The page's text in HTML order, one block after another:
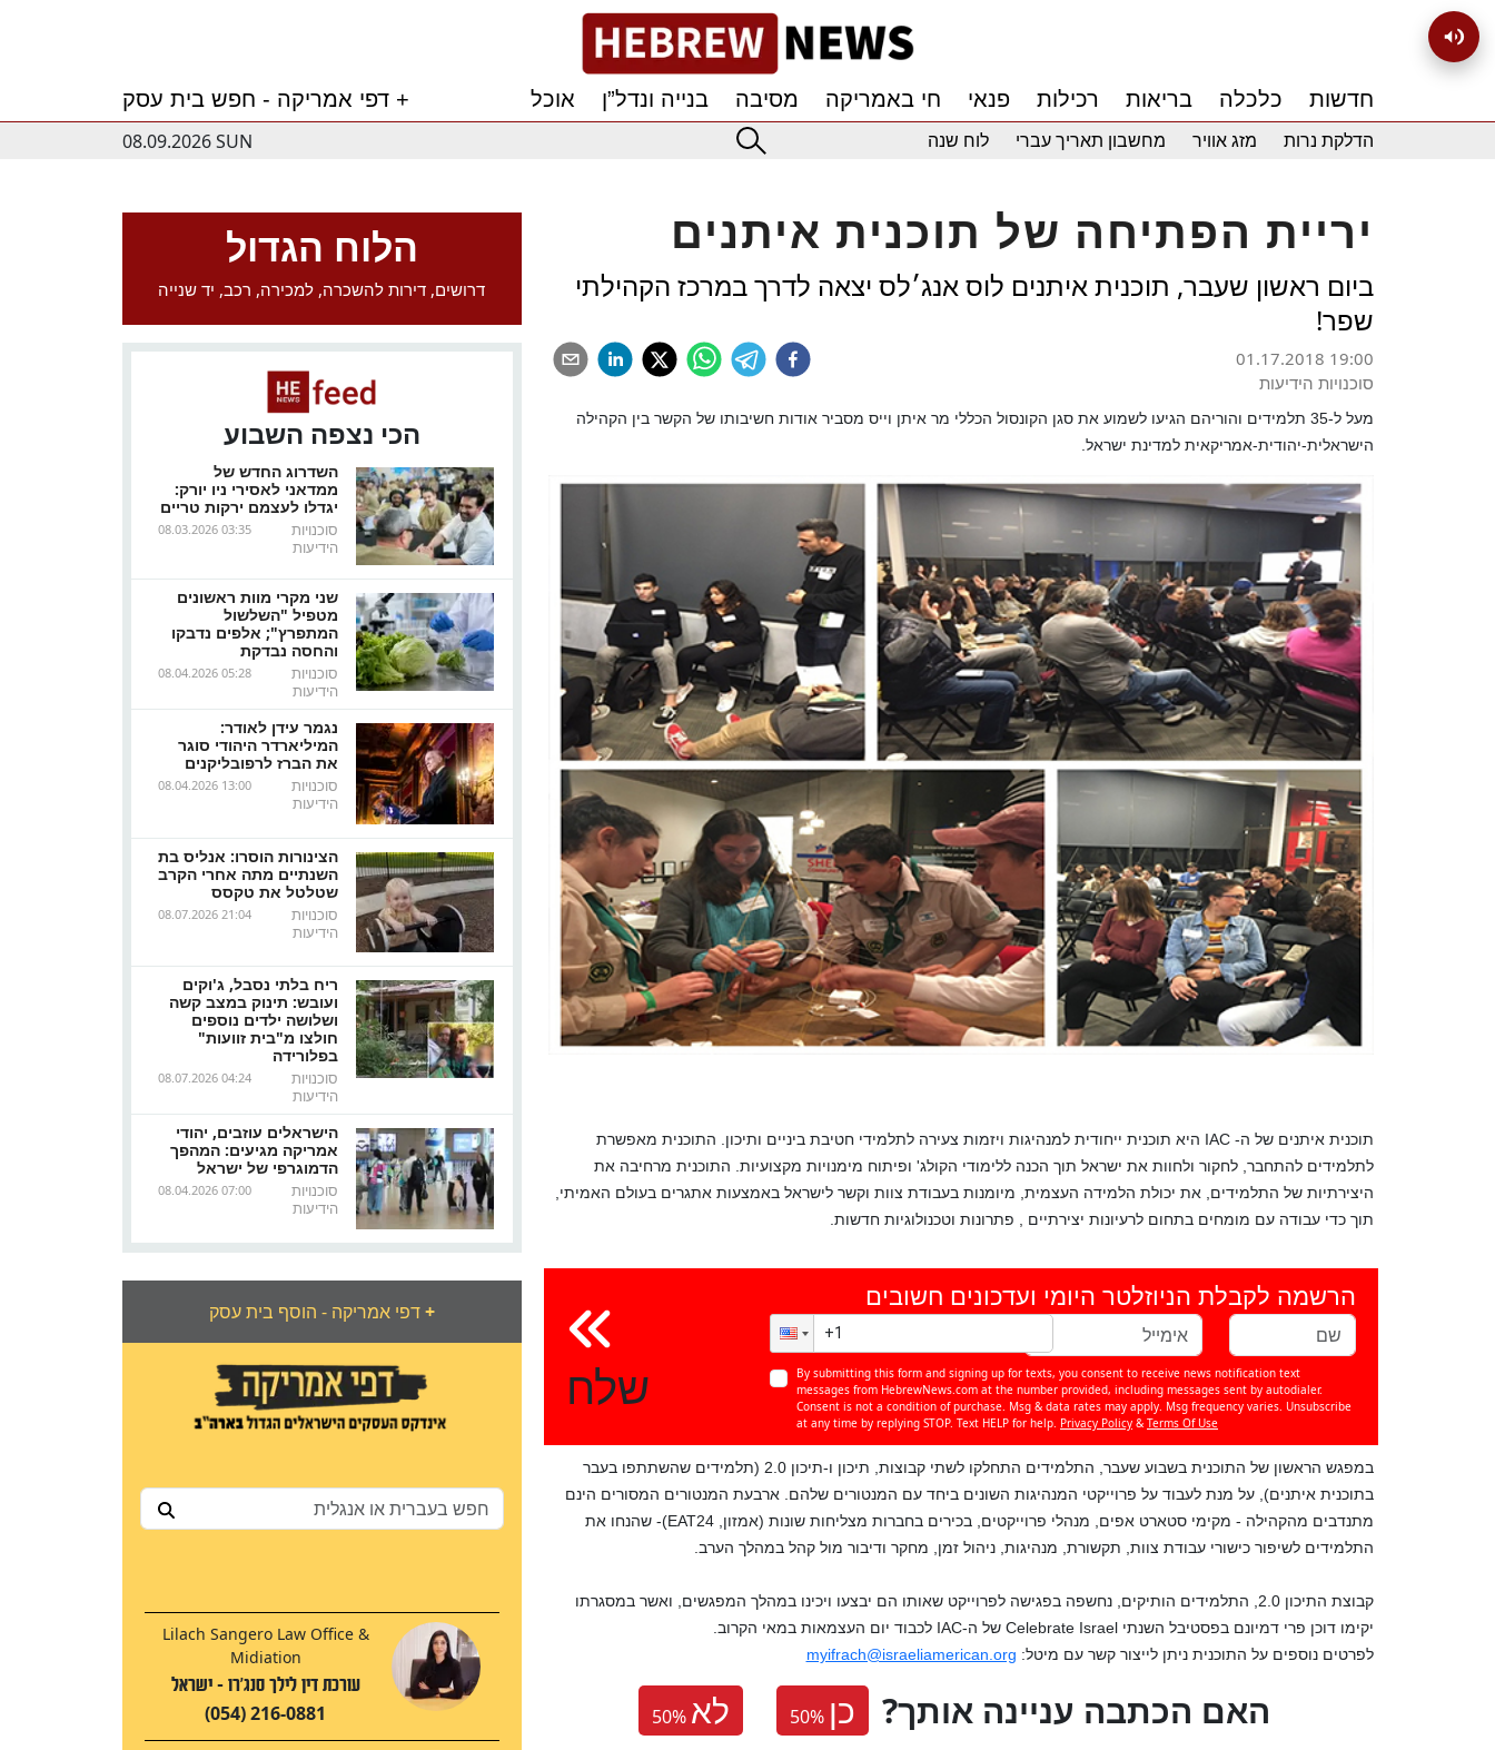
דפי אמריקה - חפש בית עסק + חדשות כלכלה בריאות רכילות פנאי חי באמריקה מסיבה בנייה ונדל”ן
אוכל
08.09.2026 SUN
הדלקת נרות מזג אוויר מחשבון תאריך עברי לוח שנה
הלוח הגדול
דרושים, דירות להשכרה, למכירה, רכב, יד שנייה
הכי נצפה השבוע
השדרוג החדש של
ממדאני לאסירי ניו יורק:
יגדלו לעצמם ירקות טריים
08.03.2026 03:35
סוכנויות
הידיעות
שני מקרי מוות ראשונים
מטפיל "השלשול
המתפרץ"; אלפים נדבקו
והחסה נבדקת
08.04.2026 05:28
סוכנויות
הידיעות
נגמר עידן לאודר:
המיליארדר היהודי סוגר
את הברז לרפובליקנים
08.04.2026 13:00
סוכנויות
הידיעות
הצינורות הוסרו: אנליס בת
השנתיים מתה אחרי הקרב
שטלטל את טקסס
08.07.2026 21:04
סוכנויות
הידיעות
ריח בלתי נסבל, ג'וקים
ועובש: תינוק במצב קשה
ושלושה ילדים נוספים
חולצו מ"בית זוועות"
בפלורידה
08.07.2026 04:24
סוכנויות
הידיעות
הישראלים עוזבים, יהודי
אמריקה מגיעים: המהפך
הדמוגרפי של ישראל
08.04.2026 07:00
סוכנויות
הידיעות
דפי אמריקה - הוסף בית עסק+
Lilach Sangero Law Office &
Midiation
עורכת דין לילך סנג'רו - ישראל
(054) 216-0881
יריית הפתיחה של תוכנית איתנים
ביום ראשון שעבר, תוכנית איתנים לוס אנג׳לס יצאה לדרך במרכז הקהילתי
שפר!
01.17.2018 19:00
סוכנויות הידיעות
מעל ל-35 תלמידים והוריהם הגיעו לשמוע את סגן הקונסול הכללי מר איתן וייס מסביר אודות חשיבותו של הקשר בין הקהילה
הישראלית-יהודית-אמריקאית למדינת ישראל.
תוכנית איתנים של ה-IAC היא תוכנית ייחודית למנהיגות ויזמות צעירה לתלמידי חטיבת ביניים ותיכון. התוכנית מאפשרת
לתלמידים להתחבר, לחקור ולחוות את ישראל תוך הכנה ללימודי הקולג' ופיתוח מימנויות מקצועיות. התוכנית מרחיבה את
היצירתיות של התלמידים, את יכולת הלמידה העצמית, מיומנות בעבודת צוות וקשר לישראל באמצעות אתגרים בעולם האמיתי,
תוך כדי עבודה עם מומחים בתחום לרעיונות יצירתיים , פתרונות וטכנולוגיות חדשות.
שלח
הרשמה לקבלת הניוזלטר היומי ועדכונים חשובים
By submitting this form and signing up for texts, you consent to receive news notification text
messages from HebrewNews.com at the number provided, including messages sent by autodialer.
Consent is not a condition of purchase. Msg & data rates may apply. Msg frequency varies. Unsubscribe
at any time by replying STOP. Text HELP for help. Privacy Policy & Terms Of Use
במפגש הראשון של התוכנית בשבוע שעבר, התלמידים התחלקו לשתי קבוצות, תיכון ו-תיכון 2.0 (תלמידים שהשתתפו בעבר
בתוכנית איתנים), על מנת לעבוד על פרוייקטי המנהיגות השונים ביחד עם המנטורים שלהם. ארבעת המנטורים המסורים הינם
מתנדבים מהקהילה - מקימי סטארט אפים, מנהלי פרוייקטים, בכירים בחברות מצליחות שונות (אמזון,EAT24)- שהנחו את
התלמידים לשיפור כישורי עבודת צוות, תקשורת, מנהיגות, ניהול זמן, מחקר ודיבור מול קהל במהלך הערב.
קבוצת התיכון 2.0, התלמידים הותיקים, נחשפה בפגישה לפרוייקט שאותו הם יבצעו ויכינו במהלך המפגשים, ואשר במסגרתו
יקימו דוכן פרי דמיונם בפסטיבל השנתיCelebrate Israel של ה-IAC לכבוד יום העצמאות במאי הקרוב.
לפרטים נוספים על התוכנית ניתן לייצור קשר עם מיטל: myifrach@israeliamerican.org
50% לא 50% כן ?האם הכתבה עניינה אותך